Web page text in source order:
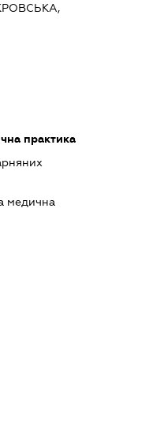
практика
медична